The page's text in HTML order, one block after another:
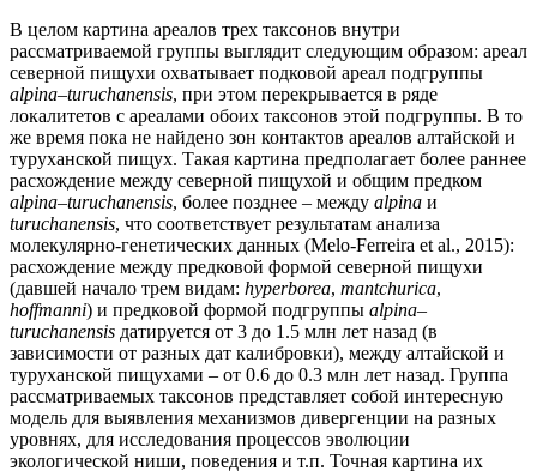
В целом картина ареалов трех таксонов внутри
рассматриваемой группы выглядит следующим образом: ареал
северной пищухи охватывает подковой ареал подгруппы
alpina–turuchanensis, при этом перекрывается в ряде
локалитетов с ареалами обоих таксонов этой подгруппы. В то
же время пока не найдено зон контактов ареалов алтайской и
туруханской пищух. Такая картина предполагает более раннее
расхождение между северной пищухой и общим предком
alpinа–turuchanensis, более позднее – между alpinа и
turuchanensis, что соответствует результатам анализа
молекулярно-генетических данных (Melo-Ferreira et al., 2015):
расхождение между предковой формой северной пищухи
(давшей начало трем видам: hyperborea, mantchurica,
hoffmanni) и предковой формой подгруппы alpina–
turuchanensis датируется от 3 до 1.5 млн лет назад (в
зависимости от разных дат калибровки), между алтайской и
туруханской пищухами – от 0.6 до 0.3 млн лет назад. Группа
рассматриваемых таксонов представляет собой интересную
модель для выявления механизмов дивергенции на разных
уровнях, для исследования процессов эволюции
экологической ниши, поведения и т.п. Точная картина их